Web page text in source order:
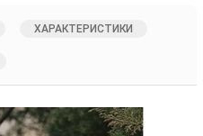
ХАРАКТЕРИСТИКИ